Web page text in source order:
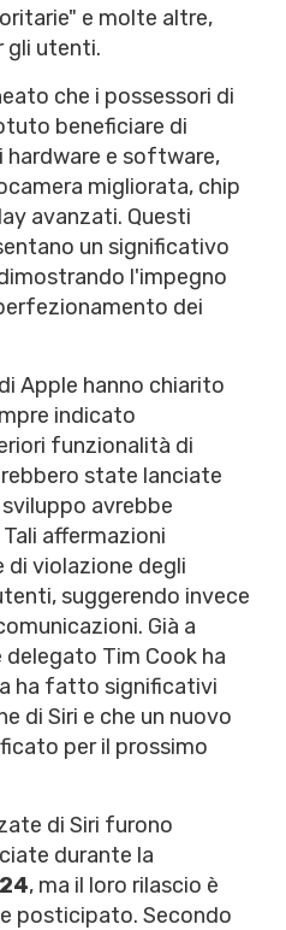
e molte altre,
gli utenti.
che i possessori di
beneficiare di
hardware e software,
migliorata, chip
avanzati. Questi
un significativo
l'impegno
dei
Apple hanno chiarito
indicato
funzionalità di
state lanciate
avrebbe
affermazioni
di violazione degli
suggerendo invece
Già a
Tim Cook ha
ha fatto significativi
di Siri e che un nuovo
per il prossimo
di Siri furono
durante la
, ma il loro rilascio è
posticipato. Secondo